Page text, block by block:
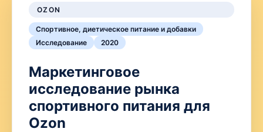
OZON
Спортивное, диетическое питание и добавки
Исследование
2020
Маркетинговое
исследование рынка
спортивного питания для
Ozon